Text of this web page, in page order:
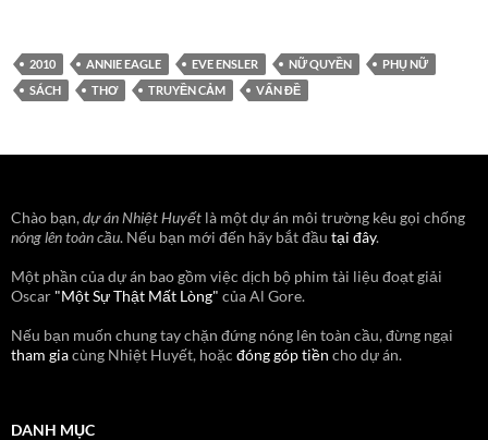
2010 ANNIE EAGLE EVE ENSLER NỮ QUYỀN
PHỤ NỮ
SÁCH
THƠ TRUYỀN CẢM VẤN ĐỀ
Chào bạn,dự án Nhiệt Huyết là một dự án môi trường kêu gọi chống
nóng lên toàn cầu. Nếu bạn mới đến hãy bắt đầu tại đây.
Một phần của dự án bao gồm việc dịch bộ phim tài liệu đoạt giải
Oscar "Một Sự Thật Mất Lòng" của Al Gore.
Nếu bạn muốn chung tay chặn đứng nóng lên toàn cầu, đừng ngại
tham giacùng Nhiệt Huyết, hoặc đóng góp tiền cho dự án.
DANH MỤC